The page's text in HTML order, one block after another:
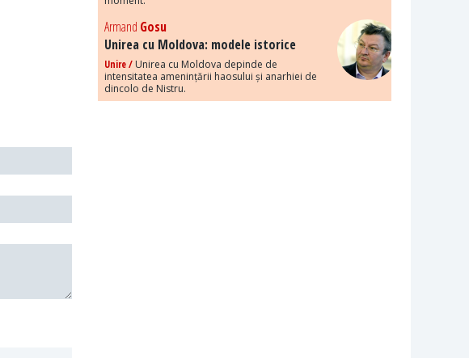
Armand Gosu
Unirea cu Moldova: modele istorice
Unire / Unirea cu Moldova depinde de
intensitatea amenințării haosului și anarhiei de
dincolo de Nistru.